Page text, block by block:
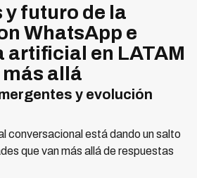
futuro de la
WhatsApp e
en LATAM
más allá
y evolución
conversacional está dando un salto
que van más allá de respuestas